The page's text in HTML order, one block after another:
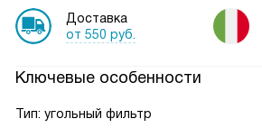
Доставка
от 550 руб.
Ключевые особенности
Тип: угольный фильтр